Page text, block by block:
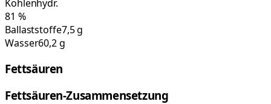
Kohlenhydr.
81 %
Ballaststoffe7,5 g
Wasser60,2 g
Fettsäuren
Fettsäuren-Zusammensetzung